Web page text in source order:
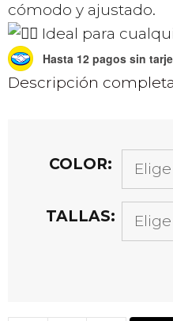
cómodo y ajustado.
Ideal para
Hasta 12 pagos sin
Descripción completa
COLOR:
TALLAS: